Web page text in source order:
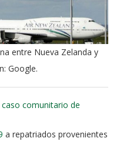
entre Nueva Zelanda y
Google.
comunitario de
a repatriados provenientes